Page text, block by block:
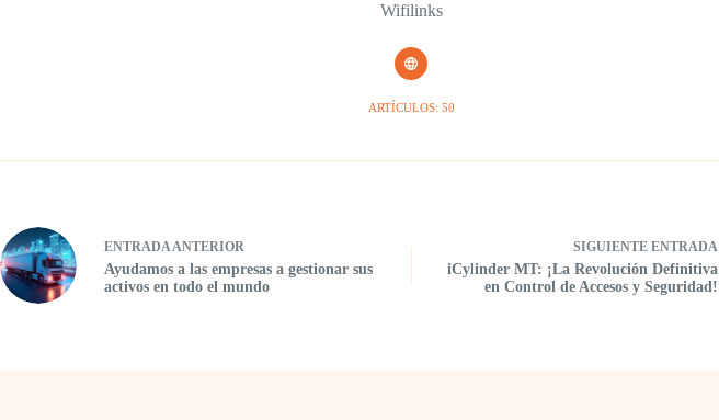
Wifilinks
ARTÍCULOS: 50
ENTRADAANTERIOR
Ayudamos a las empresas a gestionar sus
activos en todo el mundo
SIGUIENTE ENTRADA
iCylinder MT: ¡La Revolución Definitiva
en Control de Accesos y Seguridad!